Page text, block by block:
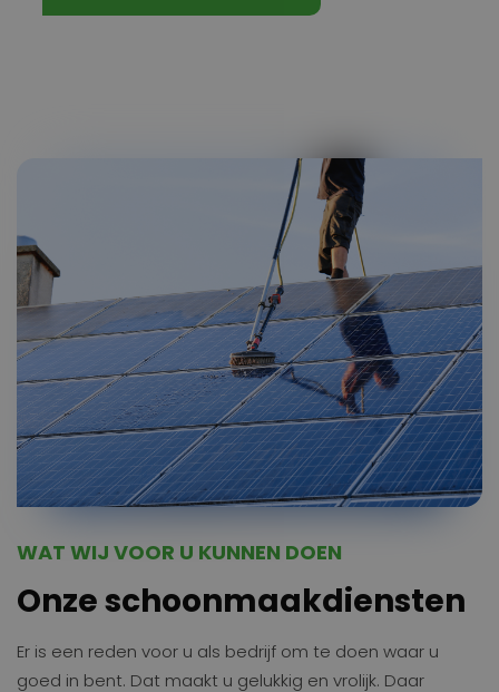
WAT WIJ VOOR U KUNNEN DOEN
Onze schoonmaakdiensten
Er is een reden voor u als bedrijf om te doen waar u
goed in bent. Dat maakt u gelukkig en vrolijk. Daar